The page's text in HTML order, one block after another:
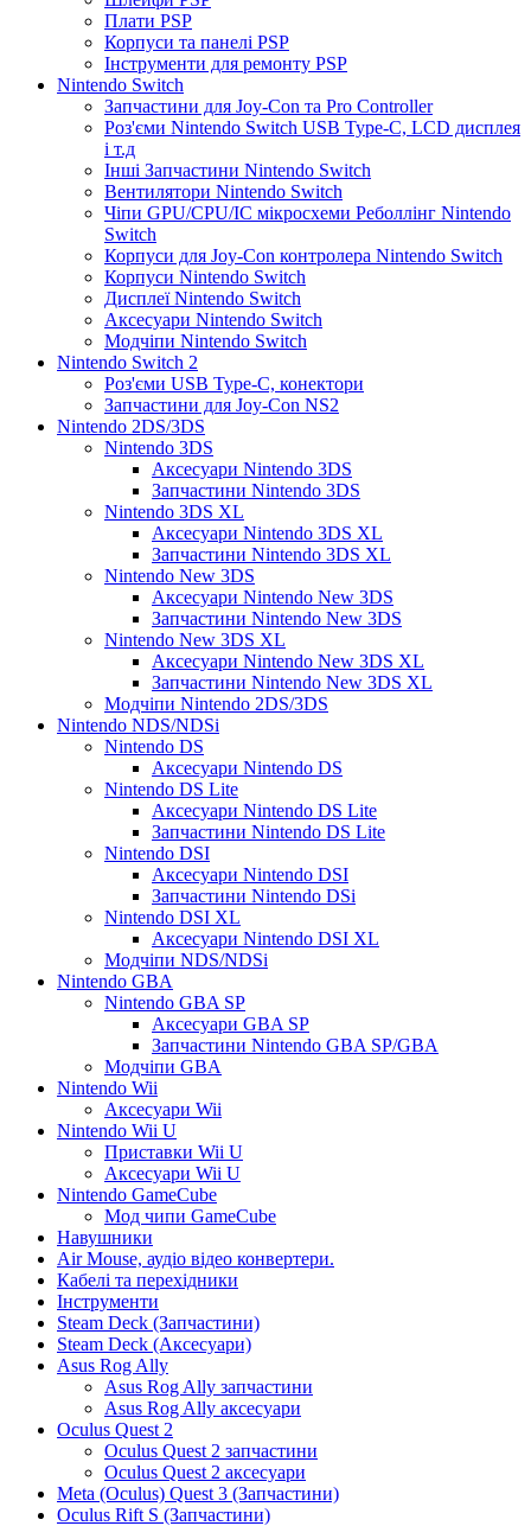
Плати PSP
Корпуси та панелі PSP
Інструменти для ремонту PSP
Nintendo Switch
Запчастини для Joy-Con та Pro Controller
Роз'єми Nintendo Switch USB Type-C, LCD дисплея
і т.д
Інші Запчастини Nintendo Switch
Вентилятори Nintendo Switch
Чіпи GPU/CPU/IC мікросхеми Реболлінг Nintendo
Switch
Корпуси для Joy-Con контролера Nintendo Switch
Корпуси Nintendo Switch
Дисплеї Nintendo Switch
Аксесуари Nintendo Switch
Модчіпи Nintendo Switch
Nintendo Switch 2
Роз'єми USB Type-C, конектори
Запчастини для Joy-Con NS2
Nintendo 2DS/3DS
Nintendo 3DS
Аксесуари Nintendo 3DS
Запчастини Nintendo 3DS
Nintendo 3DS XL
Аксесуари Nintendo 3DS XL
Запчастини Nintendo 3DS XL
Nintendo New 3DS
Аксесуари Nintendo New 3DS
Запчастини Nintendo New 3DS
Nintendo New 3DS XL
Аксесуари Nintendo New 3DS XL
Запчастини Nintendo New 3DS XL
Модчіпи Nintendo 2DS/3DS
Nintendo NDS/NDSi
Nintendo DS
Аксесуари Nintendo DS
Nintendo DS Lite
Аксесуари Nintendo DS Lite
Запчастини Nintendo DS Lite
Nintendo DSI
Аксесуари Nintendo DSI
Запчастини Nintendo DSi
Nintendo DSI XL
Аксесуари Nintendo DSI XL
Модчіпи NDS/NDSi
Nintendo GBA
Nintendo GBA SP
Аксесуари GBA SP
Запчастини Nintendo GBA SP/GBA
Модчіпи GBA
Nintendo Wii
Аксесуари Wii
Nintendo Wii U
Приставки Wii U
Аксесуари Wii U
Nintendo GameCube
Мод чипи GameCube
Навушники
Air Mouse, аудіо відео конвертери.
Кабелі та перехідники
Інструменти
Steam Deck (Запчастини)
Steam Deck (Аксесуари)
Asus Rog Ally
Asus Rog Ally запчастини
Asus Rog Ally аксесуари
Oculus Quest 2
Oculus Quest 2 запчастини
Oculus Quest 2 аксесуари
Meta (Oculus) Quest 3 (Запчастини)
Oculus Rift S (Запчастини)